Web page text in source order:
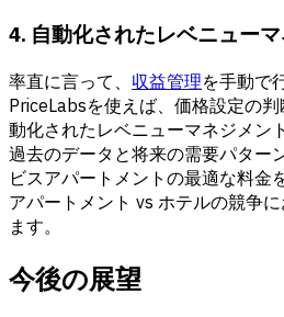
4. 自動化されたレベニューマ
率直に言って、 収益管理を手動で
PriceLabsを使えば、価格設定の
動化されたレベニューマネジメン
過去のデータと将来の需要パター
ビスアパートメントの最適な料金
アパートメント vs ホテルの競争
ます。
今後の展望